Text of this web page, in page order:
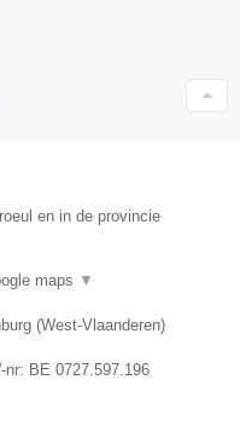
en in de provincie
maps ▼
(West-Vlaanderen)
nr: BE 0727.597.196